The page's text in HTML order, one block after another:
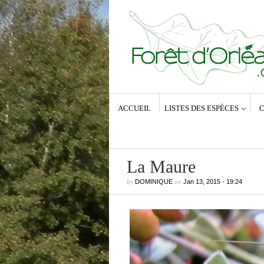
Commentaires récents
1761) – La Coquette
Anne-Lyse MESSAGERdans
pyrina (Linné, 1761) – La Coquette
DominiquedansZeuzera pyrina
1761) – La Coquette
ACCUEIL LISTES DES ESPÈCES
La Maure
by DOMINIQUEon Jan 13, 2015• 19:24